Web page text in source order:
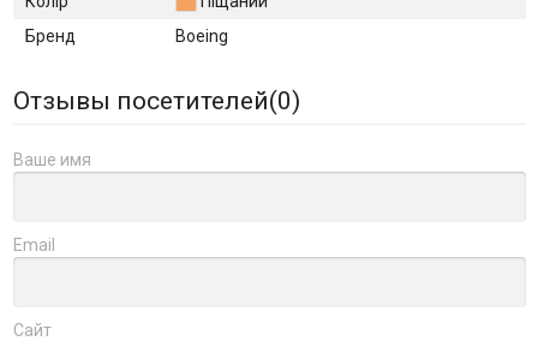
Бренд
Boeing
Отзывы посетителей(0)
Ваше имя
Email
Сайт